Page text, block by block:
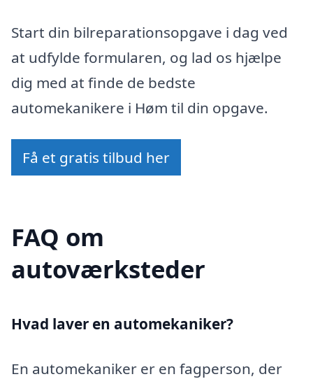
Start din bilreparationsopgave i dag ved
at udfylde formularen, og lad os hjælpe
dig med at finde de bedste
automekanikere i Høm til din opgave.
Få et gratis tilbud her
FAQ om
autoværksteder
Hvad laver en automekaniker?
En automekaniker er en fagperson, der